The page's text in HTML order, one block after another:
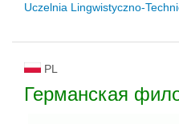
Uczelnia Lingwistyczno-
PL
Германская